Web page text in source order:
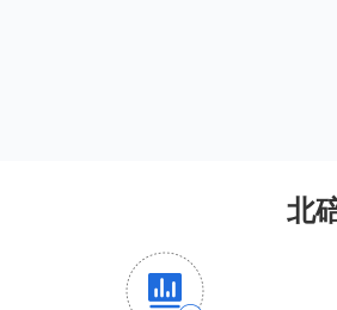
北